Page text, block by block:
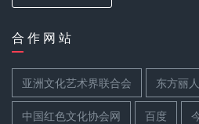
合 作 网 站
亚洲文化艺术界联合会 东方丽
中国红色文化协会网 百度